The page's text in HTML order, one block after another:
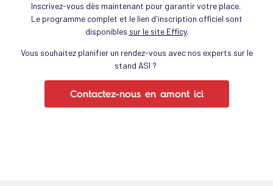
Inscrivez-vous dès maintenant pour garantir votre place.
Le programme complet et le lien d'inscription officiel sont
disponibles sur le site Efficy.
Vous souhaitez planifier un rendez-vous avec nos experts sur le
stand ASI ?
Contactez-nous en amont ici